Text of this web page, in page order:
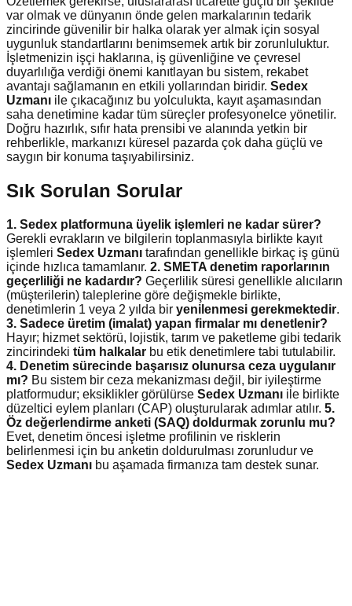
var olmak ve dünyanın önde gelen markalarının tedarik
zincirinde güvenilir bir halka olarak yer almak için sosyal
uygunluk standartlarını benimsemek artık bir zorunluluktur.
İşletmenizin işçi haklarına, iş güvenliğine ve çevresel
duyarlılığa verdiği önemi kanıtlayan bu sistem, rekabet
avantajı sağlamanın en etkili yollarından biridir. Sedex
Uzmanı ile çıkacağınız bu yolculukta, kayıt aşamasından
saha denetimine kadar tüm süreçler profesyonelce yönetilir.
Doğru hazırlık, sıfır hata prensibi ve alanında yetkin bir
rehberlikle, markanızı küresel pazarda çok daha güçlü ve
saygın bir konuma taşıyabilirsiniz.
Sık Sorulan Sorular
1. Sedex platformuna üyelik işlemleri ne kadar sürer?
Gerekli evrakların ve bilgilerin toplanmasıyla birlikte kayıt
işlemleri Sedex Uzmanı tarafından genellikle birkaç iş günü
içinde hızlıca tamamlanır. 2. SMETA denetim raporlarının
geçerliliği ne kadardır? Geçerlilik süresi genellikle alıcıların
(müşterilerin) taleplerine göre değişmekle birlikte,
denetimlerin 1 veya 2 yılda bir yenilenmesi gerekmektedir.
3. Sadece üretim (imalat) yapan firmalar mı denetlenir?
Hayır; hizmet sektörü, lojistik, tarım ve paketleme gibi tedarik
zincirindeki tüm halkalar bu etik denetimlere tabi tutulabilir.
4. Denetim sürecinde başarısız olunursa ceza uygulanır
mı? Bu sistem bir ceza mekanizması değil, bir iyileştirme
platformudur; eksiklikler görülürse Sedex Uzmanı ile birlikte
düzeltici eylem planları (CAP) oluşturularak adımlar atılır. 5.
Öz değerlendirme anketi (SAQ) doldurmak zorunlu mu?
Evet, denetim öncesi işletme profilinin ve risklerin
belirlenmesi için bu anketin doldurulması zorunludur ve
Sedex Uzmanı bu aşamada firmanıza tam destek sunar.